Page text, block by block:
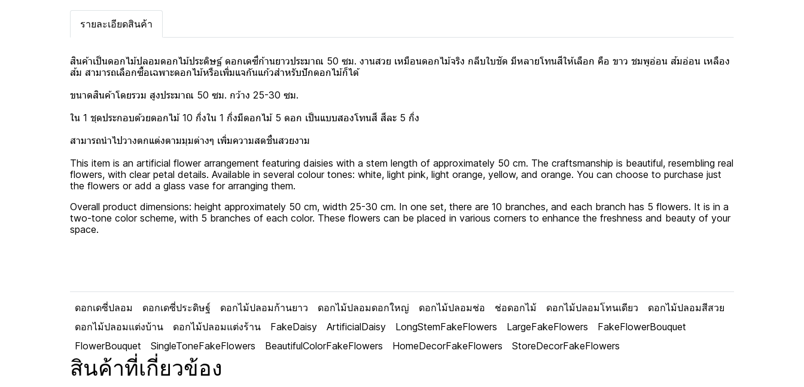
รายละเอียดสินค้า
สินค้าเป็นดอกไม้ปลอมดอกไม้ประดิษฐ์ ดอกเดซี่ก้านยาวประมาณ 50 ซม. งานสวย เหมือนดอกไม้จริง กลีบใบชัด มีหลายโทนสีให้เลือก คือ ขาว ชมพูอ่อน ส้มอ่อน เหลือง
ส้ม สามารถเลือกซื้อเฉพาะดอกไม้หรือเพิ่มแจกันแก้วสำหรับปักดอกไม้ก็ได้
ขนาดสินค้าโดยรวม สูงประมาณ 50 ซม. กว้าง 25-30 ซม.
ใน 1 ชุดประกอบด้วยดอกไม้ 10 กิ่งใน 1 กิ่งมีดอกไม้ 5 ดอก เป็นแบบสองโทนสี สีละ 5 กิ่ง
สามารถนำไปวางตกแต่งตามมุมต่างๆ เพิ่มความสดชื่นสวยงาม
This item is an artificial flower arrangement featuring daisies with a stem length of approximately 50 cm. The craftsmanship is beautiful, resembling real
flowers, with clear petal details. Available in several colour tones: white, light pink, light orange, yellow, and orange. You can choose to purchase just
the flowers or add a glass vase for arranging them.
Overall product dimensions: height approximately 50 cm, width 25-30 cm. In one set, there are 10 branches, and each branch has 5 flowers. It is in a
two-tone color scheme, with 5 branches of each color. These flowers can be placed in various corners to enhance the freshness and beauty of your
space.
ดอกเดซี่ปลอม ดอกเดซี่ประดิษฐ์ ดอกไม้ปลอมก้านยาว ดอกไม้ปลอมดอกใหญ่ ดอกไม้ปลอมช่อ ช่อดอกไม้ ดอกไม้ปลอมโทนเดียว
ดอกไม้ปลอมสีสวย
ดอกไม้ปลอมแต่งบ้าน
ดอกไม้ปลอมแต่งร้าน FakeDaisy ArtificialDaisy LongStemFakeFlowers LargeFakeFlowers
FakeFlowerBouquet
FlowerBouquet
SingleToneFakeFlowers BeautifulColorFakeFlowers HomeDecorFakeFlowers StoreDecorFakeFlowers
สินค้าที่เกี่ยวข้อง